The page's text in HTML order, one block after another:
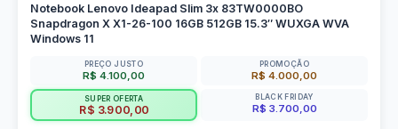
Notebook Lenovo Ideapad Slim 3x 83TW0000BO
Snapdragon X X1-26-100 16GB 512GB 15.3″ WUXGA WVA
Windows 11
PREÇO JUSTO
R$ 4.100,00
PROMOÇÃO
R$ 4.000,00
SUPER OFERTA
R$ 3.900,00
BLACK FRIDAY
R$ 3.700,00